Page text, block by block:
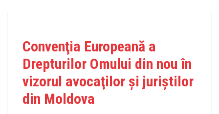
Convenţia Europeană a
Drepturilor Omului din nou în
vizorul avocaţilor şi juriştilor
din Moldova